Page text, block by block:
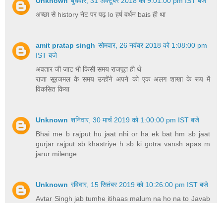
अच्छा से history नेट पर पढ़ lo हर्ष वर्धन bais ही था
amit pratap singh सोमवार, 26 नवंबर 2018 को 1:08:00 pm
IST बजे
अवतार जी जाट भी किसी समय राजपूत ही थे
राजा सूरजमल के समय उन्होंने अपने को एक अलग शाखा के रूप में
विकसित किया
Unknown शनिवार, 30 मार्च 2019 को 1:00:00 pm IST बजे
Bhai me b rajput hu jaat nhi or ha ek bat hm sb jaat
gurjar rajput sb khastriye h sb ki gotra vansh apas m
jarur milenge
Unknown रविवार, 15 सितंबर 2019 को 10:26:00 pm IST बजे
Avtar Singh jab tumhe itihaas malum na ho na to Javab